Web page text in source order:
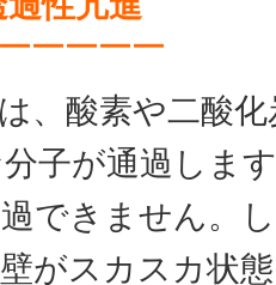
￣￣￣￣
、酸素や二酸
子が通過しま
できません。
がスカスカ状